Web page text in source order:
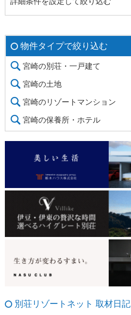
物件タイプで絞り込む
宮崎の別荘・一戸建て
宮崎の土地
宮崎のリゾートマンション
宮崎の保養所・ホテル
別荘リゾートネット 取材日記